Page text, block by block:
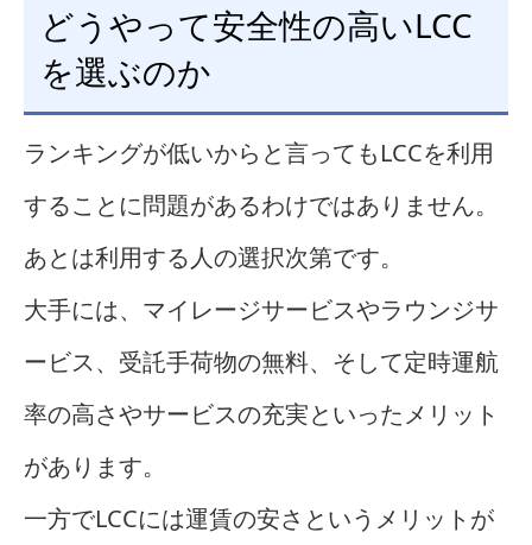
どうやって安全性の高いLCC
を選ぶのか
ランキングが低いからと言ってもLCCを利用
することに問題があるわけではありません。
あとは利用する人の選択次第です。
大手には、マイレージサービスやラウンジサ
ービス、受託手荷物の無料、そして定時運航
率の高さやサービスの充実といったメリット
があります。
一方でLCCには運賃の安さというメリットが